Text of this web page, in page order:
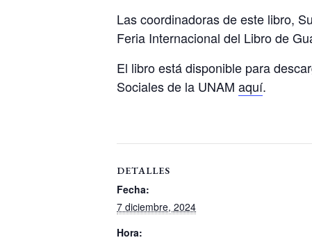
Las coordinadoras de este libro,
Feria Internacional del Libro de
El libro está disponible para
Sociales de la UNAM aquí.
DETALLES
Fecha:
7 diciembre, 2024
Hora: